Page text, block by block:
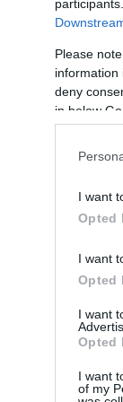
Please
information
deny
in below
I want
Opted
I want
Opted
I want
Opted
I want
of my
TABELA